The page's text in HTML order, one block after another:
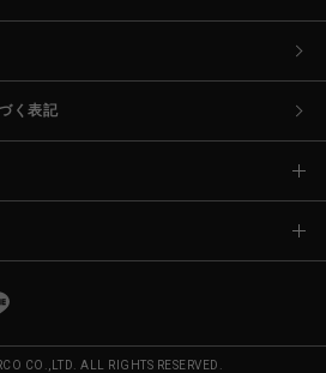
く表記
CO.,LTD. ALL RIGHTS RESERVED.